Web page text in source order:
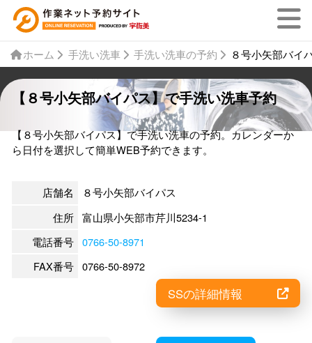
ホーム 手洗い洗車 手洗い洗車の予約 ８号小矢部バイ
【８号小矢部バイパス】で手洗い洗車予約
【８号小矢部バイパス】で手洗い洗車の予約。カレンダーか
ら日付を選択して簡単WEB予約できます。
店舗名
８号小矢部バイパス
住所 富山県小矢部市芹川5234-1
電話番号 0766-50-8971
FAX番号 0766-50-8972
SSの詳細情報